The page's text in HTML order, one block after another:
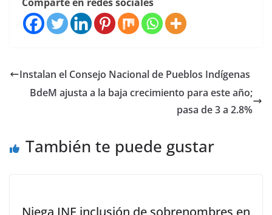
Instalan el Consejo Nacional de Pueblos Indígenas
BdeM ajusta a la baja crecimiento para este año;
pasa de 3 a 2.8%
También te puede gustar
Niega INE inclusión de sobrenombres en